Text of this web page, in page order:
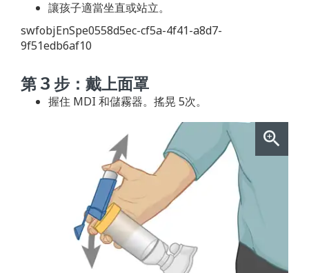
讓孩子適當坐直或站立。
swfobjEnSpe0558d5ec-cf5a-4f41-a8d7-
9f51edb6af10
第 3 步：戴上面罩
握住 MDI 和儲霧器。搖晃 5次。